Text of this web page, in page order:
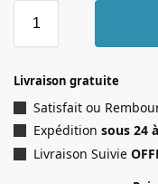
Livraison gratuite
Satisfait ou
Expédition sous 24
Livraison Suivie